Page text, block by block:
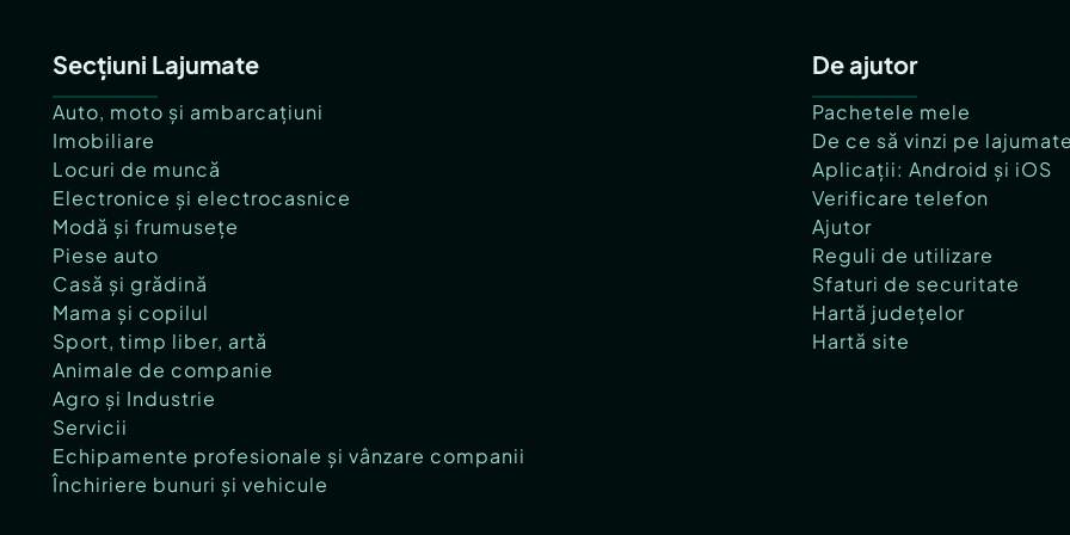
Secțiuni Lajumate
Auto, moto și ambarcațiuni
Imobiliare
Locuri de muncă
Electronice și electrocasnice
Modă și frumusețe
Piese auto
Casă și grădină
Mama și copilul
Sport, timp liber, artă
Animale de companie
Agro și Industrie
Servicii
Echipamente profesionale și vânzare companii
Închiriere bunuri și vehicule
De ajutor
Pachetele mele
De ce să vinzi pe
Aplicații: Android și iOS
Verificare telefon
Ajutor
Reguli de utilizare
Sfaturi de securitate
Hartă județelor
Hartă site